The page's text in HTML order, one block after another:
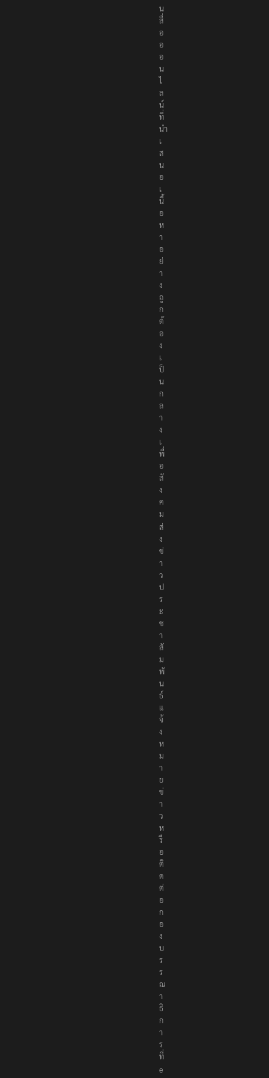
น
สื่
อ
อ
อ
น
ไ
ล
น์
ที่
นำ
เ
ส
น
อ
เ
นื้
อ
ห
า
อ
ย่
า
ง
ถู
ก
ต้
อ
ง
เ
ป็
น
ก
ล
า
ง
เ
พื่
อ
สั
ง
ค
ม
ส่
ง
ข่
า
ว
ป
ร
ะ
ช
า
สั
ม
พั
น
ธ์
แ
จ้
ง
ห
ม
า
ย
ข่
า
ว
ห
รื
อ
ติ
ด
ต่
อ
ก
อ
ง
บ
ร
ร
ณ
า
ธิ
ก
า
ร
ที่
e